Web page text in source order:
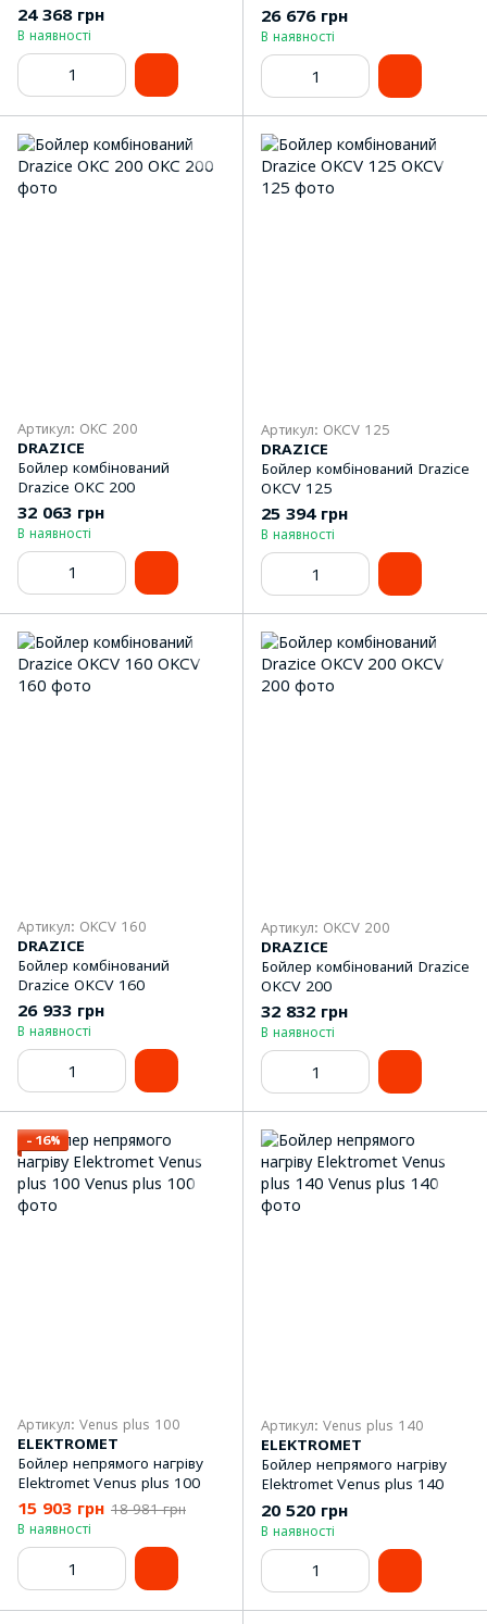
24 368 грн
В наявності
26 676 грн
В наявності
Артикул: OKC 200
DRAZICE
Бойлер комбінований
Drazice OKC 200
32 063 грн
В наявності
Артикул: OKCV 125
DRAZICE
Бойлер комбінований Drazice
OKCV 125
25 394 грн
В наявності
Артикул: OKCV 160
DRAZICE
Бойлер комбінований
Drazice OKCV 160
26 933 грн
В наявності
Артикул: OKCV 200
DRAZICE
Бойлер комбінований Drazice
OKCV 200
32 832 грн
В наявності
−16%
Артикул: Venus plus 100
ELEKTROMET
Бойлер непрямого нагріву
Elektromet Venus plus 100
15 903 грн 18 981 грн
В наявності
Артикул: Venus plus 140
ELEKTROMET
Бойлер непрямого нагріву
Elektromet Venus plus 140
20 520 грн
В наявності